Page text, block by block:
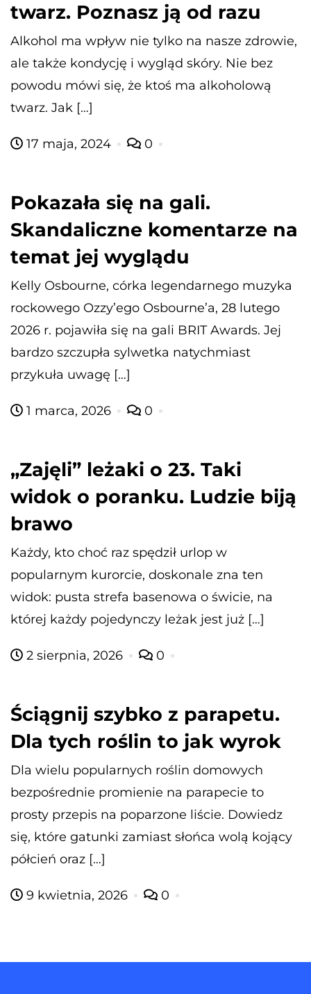
twarz. Poznasz ją od razu
Alkohol ma wpływ nie tylko na nasze zdrowie,
ale także kondycję i wygląd skóry. Nie bez
powodu mówi się, że ktoś ma alkoholową
twarz. Jak […]
17 maja, 2024 0
Pokazała się na gali.
Skandaliczne komentarze na
temat jej wyglądu
Kelly Osbourne, córka legendarnego muzyka
rockowego Ozzy’ego Osbourne’a, 28 lutego
2026 r. pojawiła się na gali BRIT Awards. Jej
bardzo szczupła sylwetka natychmiast
przykuła uwagę […]
1 marca, 2026 0
„Zajęli” leżaki o 23. Taki
widok o poranku. Ludzie biją
brawo
Każdy, kto choć raz spędził urlop w
popularnym kurorcie, doskonale zna ten
widok: pusta strefa basenowa o świcie, na
której każdy pojedynczy leżak jest już […]
2 sierpnia, 2026 0
Ściągnij szybko z parapetu.
Dla tych roślin to jak wyrok
Dla wielu popularnych roślin domowych
bezpośrednie promienie na parapecie to
prosty przepis na poparzone liście. Dowiedz
się, które gatunki zamiast słońca wolą kojący
półcień oraz […]
9 kwietnia, 2026 0